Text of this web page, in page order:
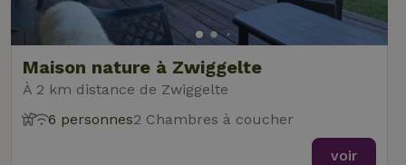
Maison nature à Zwiggelte
À 2 km distance de Zwiggelte
6 personnes2 Chambres à coucher
voir